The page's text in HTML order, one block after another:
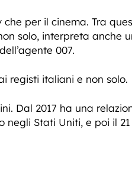
per il cinema. Tra
solo, interpreta anche
007.
registi italiani e non solo.
Dal 2017 ha una
Stati Uniti, e poi il